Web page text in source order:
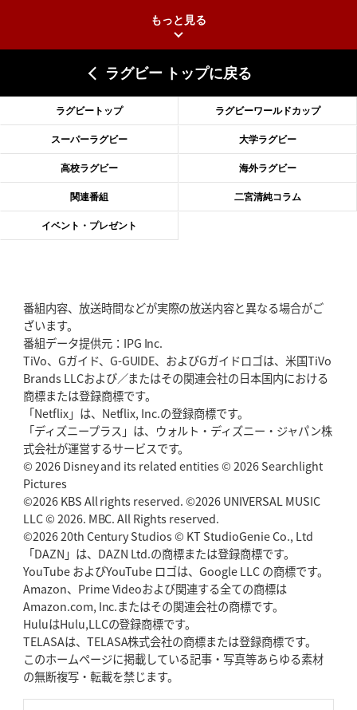
2026年6月18日(木)更新
滑川剛人レフリー、早過ぎる引退「27年W杯の主審、遠のいた夢」
2026年6月11日(木)更新
神戸、リーグワン初優勝の道のりデイブ・レニーHCの功績と財産
2026年6月4日(木)更新
“泣き虫先生”こと山口良治氏死去「信は力なり」骨太の教育方針
2026年5月21日(木)更新
狭山RG、ライチェル海遥スタッフ入り
ッション
2026年5月14日(木)更新
神戸、1位通過の立役者レタリック
「悲運の闘将」宮地克実氏死去 熱血指導で埼玉WKの基礎築く
2026年4月30日(木)更新
BR東京、「ユニバーサルデー」の意義「特別からノーマルへ」が最終
ゴール
2026年4月23日(木)更新
元代表ラピース、今季限りで引退「クボタは10年いた自分のホーム」
2026年4月16日(木)更新
BL東京「強化拠点」を「共有財産」に新クラブハウスは「皆に開かれ
た空間」
2026年4月9日(木)更新
もっと見る
ラグビー トップに戻る
ラグビートップ ラグビーワールドカップ
スーパーラグビー 大学ラグビー
高校ラグビー 海外ラグビー
関連番組 二宮清純コラム
イベント・プレゼント
番組内容、放送時間などが実際の放送内容と異なる場合がご
ざいます。
番組データ提供元：IPG Inc.
TiVo、Gガイド、G-GUIDE、およびGガイドロゴは、米国TiVo
Brands LLCおよび／またはその関連会社の日本国内における
商標または登録商標です。
「Netflix」は、Netflix, Inc.の登録商標です。
「ディズニープラス」は、ウォルト・ディズニー・ジャパン株
式会社が運営するサービスです。
© 2026 Disney and its related entities © 2026 Searchlight
Pictures
©2026 KBS All rights reserved. ©2026 UNIVERSAL MUSIC
LLC © 2026. MBC. All Rights reserved.
©2026 20th Century Studios © KT StudioGenie Co., Ltd
「DAZN」は、DAZN Ltd.の商標または登録商標です。
YouTube およびYouTube ロゴは、Google LLC の商標です。
Amazon、Prime Videoおよび関連する全ての商標は
Amazon.com, Inc.またはその関連会社の商標です。
HuluはHulu,LLCの登録商標です。
TELASAは、TELASA株式会社の商標または登録商標です。
このホームページに掲載している記事・写真等あらゆる素材
の無断複写・転載を禁じます。